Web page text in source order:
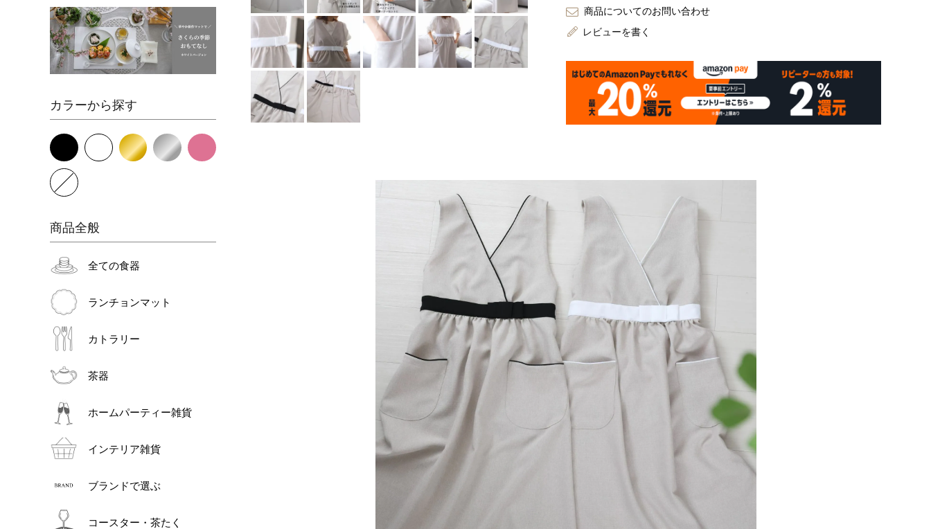
カラーから探す
商品全般
全ての食器
ランチョンマット
カトラリー
茶器
ホームパーティー雑貨
インテリア雑貨
ブランドで選ぶ
コースター・茶たく
商品についてのお問い合わせ
レビューを書く